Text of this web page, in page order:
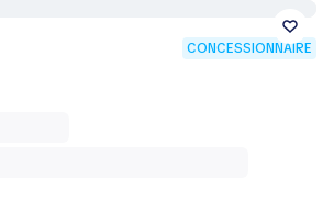
CONCESSIONNAIRE